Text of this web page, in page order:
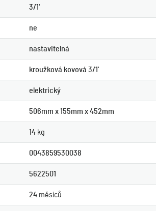
3/1'
ne
nastavitelná
kroužková kovová 3/1'
elektrický
506mm x 155mm x 452mm
14 kg
0043859530038
5622501
24 měsíců